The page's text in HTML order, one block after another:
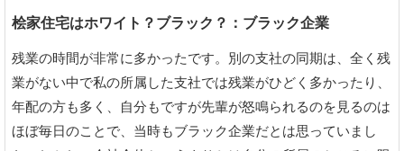
桧家住宅はホワイト？ブラック？：ブラック企業
残業の時間が非常に多かったです。別の支社の同期は、全く残
業がない中で私の所属した支社では残業がひどく多かったり、
年配の方も多く、自分もですが先輩が怒鳴られるのを見るのは
ほぼ毎日のことで、当時もブラック企業だとは思っていまし